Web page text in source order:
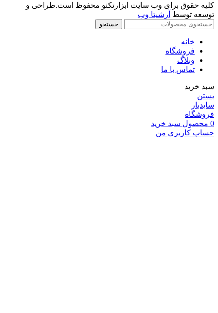
کلیه حقوق برای وب سایت ابزارتکنو محفوظ است.طراحی و
توسعه توسط آرشیتا وب
جستجو
خانه
فروشگاه
وبلاگ
تماس با ما
سبد خرید
بستن
سایدبار
فروشگاه
0 محصول سبد خرید
حساب کاربری من